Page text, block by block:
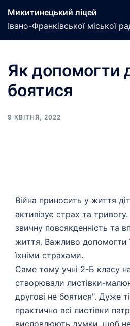
Микитинецький ліцей
Івано-Франківської міської
Як допомогти
боятися
9 КВІТНЯ, 2022
Війна приносить у життя
активізує страх та
звичну повсякденність та
життя. Важливо допомогти
їхніми страхами.
Саме тому учні 2-Б класу
створювали листівки-
другові не боятися". Дуже
практично всі листівки
висловлюють думки, щоб